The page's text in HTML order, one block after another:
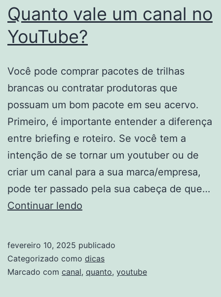
Quanto vale um canal no
YouTube?
Você pode comprar pacotes de trilhas
brancas ou contratar produtoras que
possuam um bom pacote em seu acervo.
Primeiro, é importante entender a diferença
entre briefing e roteiro. Se você tem a
intenção de se tornar um youtuber ou de
criar um canal para a sua marca/empresa,
pode ter passado pela sua cabeça de que…
Continuar lendo
canal
no
fevereiro 10, 2025 publicado
Categorizado como dicas
Marcado com canal, quanto, youtube